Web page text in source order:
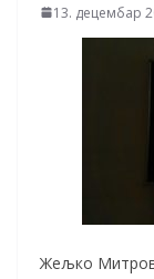
13. децембар
Жељко